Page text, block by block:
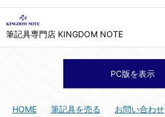
筆記具専門店 KINGDOM NOTE
PC版を表示
HOME 筆記具を売る お問い合わせ